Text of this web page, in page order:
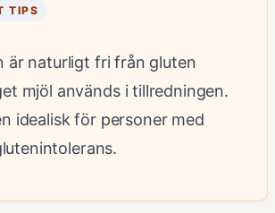
TIPS
är naturligt fri från gluten
mjöl används i tillredningen.
idealisk för personer med